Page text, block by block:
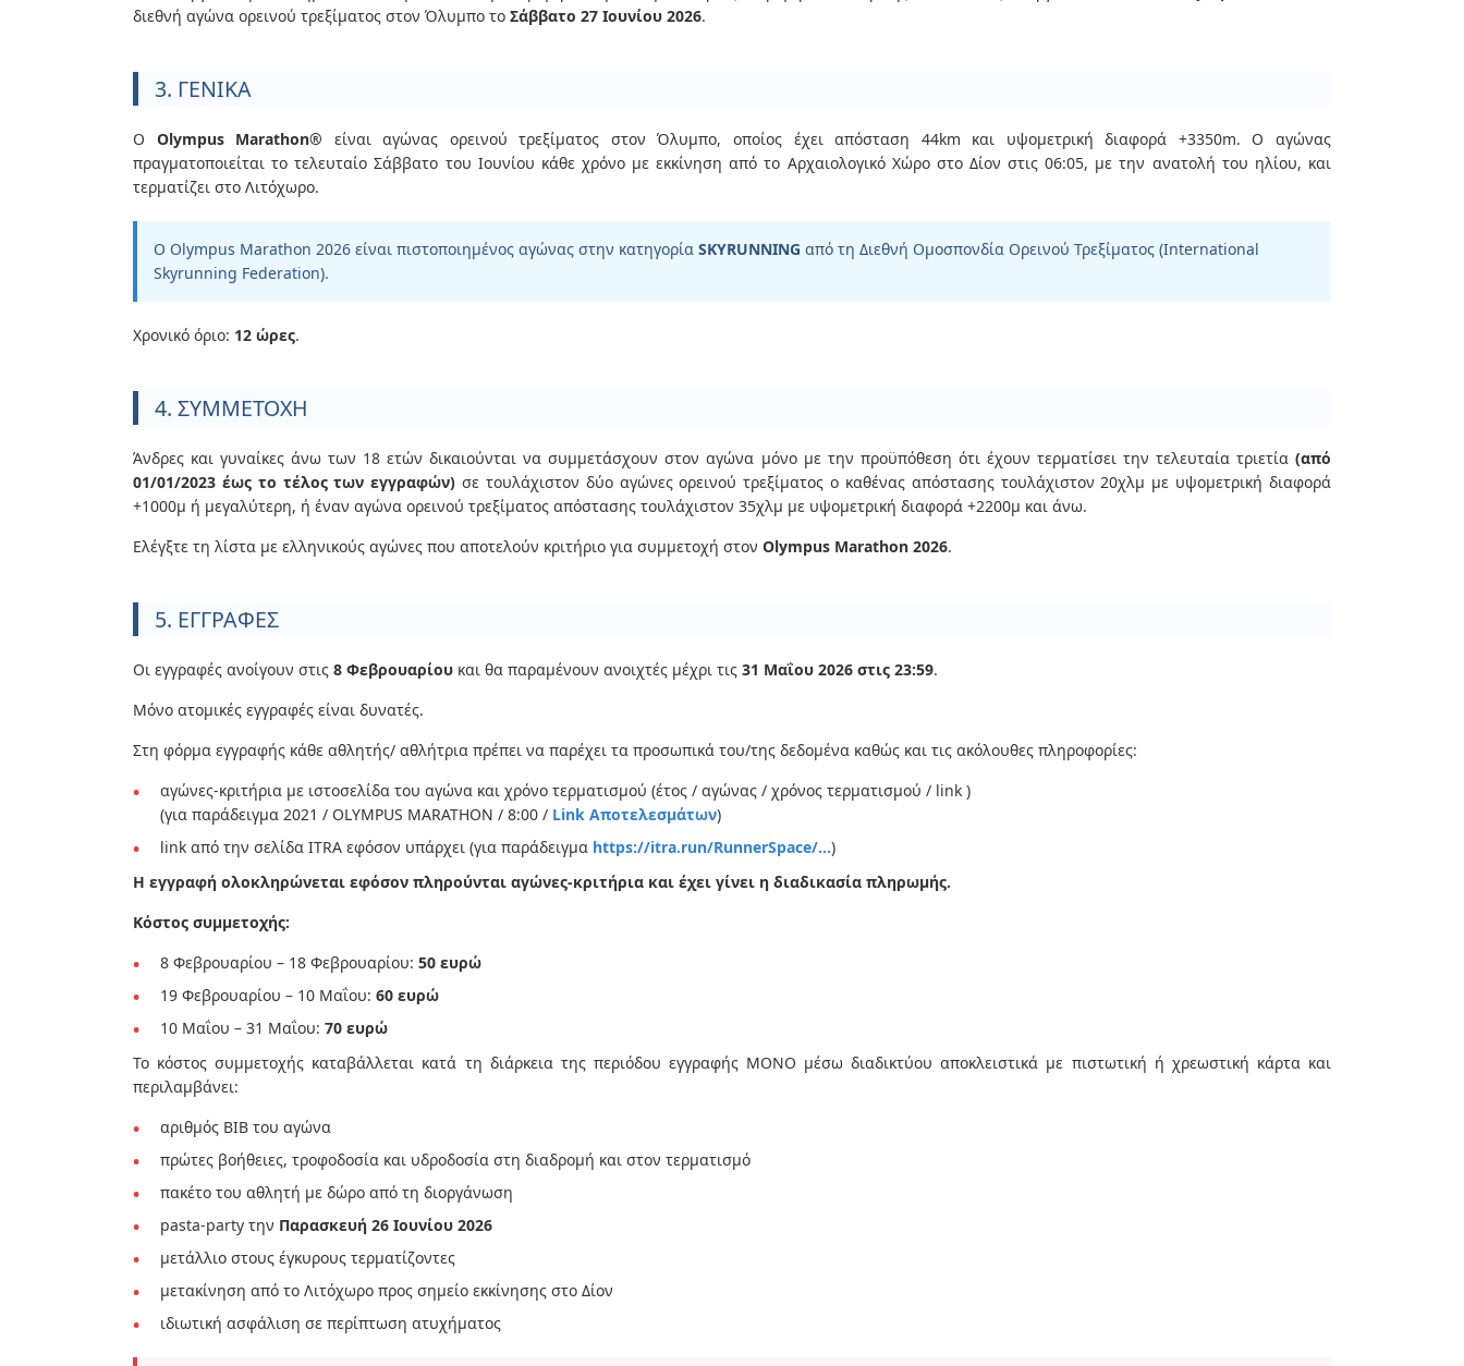
διεθνή αγώνα ορεινού τρεξίματος στον Όλυμπο το Σάββατο 27 Ιουνίου 2026.
3. ΓΕΝΙΚΑ
Ο Olympus Marathon® είναι αγώνας ορεινού τρεξίματος στον Όλυμπο, οποίος έχει απόσταση 44km και υψομετρική διαφορά +3350m. Ο αγώνας
πραγματοποιείται το τελευταίο Σάββατο του Ιουνίου κάθε χρόνο με εκκίνηση από το Αρχαιολογικό Χώρο στο Δίον στις 06:05, με την ανατολή του ηλίου, και
τερματίζει στο Λιτόχωρο.
Ο Olympus Marathon 2026 είναι πιστοποιημένος αγώνας στην κατηγορία SKYRUNNING από τη Διεθνή Ομοσπονδία Ορεινού Τρεξίματος (International
Skyrunning Federation).
Χρονικό όριο: 12 ώρες.
4. ΣΥΜΜΕΤΟΧΗ
Άνδρες και γυναίκες άνω των 18 ετών δικαιούνται να συμμετάσχουν στον αγώνα μόνο με την προϋπόθεση ότι έχουν τερματίσει την τελευταία τριετία (από
01/01/2023 έως το τέλος των εγγραφών) σε τουλάχιστον δύο αγώνες ορεινού τρεξίματος ο καθένας απόστασης τουλάχιστον 20χλμ με υψομετρική διαφορά
+1000μ ή μεγαλύτερη, ή έναν αγώνα ορεινού τρεξίματος απόστασης τουλάχιστον 35χλμ με υψομετρική διαφορά +2200μ και άνω.
Ελέγξτε τη λίστα με ελληνικούς αγώνες που αποτελούν κριτήριο για συμμετοχή στον Olympus Marathon 2026.
5. ΕΓΓΡΑΦΕΣ
Οι εγγραφές ανοίγουν στις 8 Φεβρουαρίου και θα παραμένουν ανοιχτές μέχρι τις 31 Μαΐου 2026 στις 23:59.
Μόνο ατομικές εγγραφές είναι δυνατές.
Στη φόρμα εγγραφής κάθε αθλητής/ αθλήτρια πρέπει να παρέχει τα προσωπικά του/της δεδομένα καθώς και τις ακόλουθες πληροφορίες:
αγώνες-κριτήρια με ιστοσελίδα του αγώνα και χρόνο τερματισμού (έτος / αγώνας / χρόνος τερματισμού / link )
(για παράδειγμα 2021 / OLYMPUS MARATHON / 8:00 / Link Αποτελεσμάτων)
link από την σελίδα ITRA εφόσον υπάρχει (για παράδειγμα https://itra.run/RunnerSpace/...)
Η εγγραφή ολοκληρώνεται εφόσον πληρούνται αγώνες-κριτήρια και έχει γίνει η διαδικασία πληρωμής.
Κόστος συμμετοχής:
8 Φεβρουαρίου – 18 Φεβρουαρίου: 50 ευρώ
19 Φεβρουαρίου – 10 Μαΐου: 60 ευρώ
10 Μαΐου – 31 Μαΐου: 70 ευρώ
Το κόστος συμμετοχής καταβάλλεται κατά τη διάρκεια της περιόδου εγγραφής ΜΟΝΟ μέσω διαδικτύου αποκλειστικά με πιστωτική ή χρεωστική κάρτα και
περιλαμβάνει:
αριθμός BIB του αγώνα
πρώτες βοήθειες, τροφοδοσία και υδροδοσία στη διαδρομή και στον τερματισμό
πακέτο του αθλητή με δώρο από τη διοργάνωση
pasta-party την Παρασκευή 26 Ιουνίου 2026
μετάλλιο στους έγκυρους τερματίζοντες
μετακίνηση από το Λιτόχωρο προς σημείο εκκίνησης στο Δίον
ιδιωτική ασφάλιση σε περίπτωση ατυχήματος